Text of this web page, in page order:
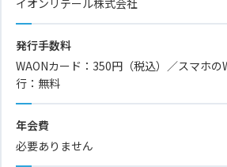
発行手数料
WAONカード：350円（税込）／スマホの
行：無料
年会費
必要ありません